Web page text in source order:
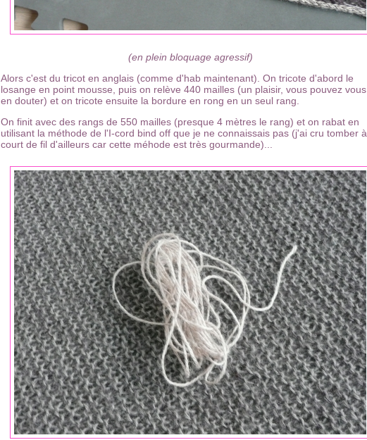
(en plein bloquage agressif)
Alors c'est du tricot en anglais (comme d'hab maintenant). On tricote d'abord le
losange en point mousse, puis on relève 440 mailles (un plaisir, vous pouvez vous
en douter) et on tricote ensuite la bordure en rong en un seul rang.
On finit avec des rangs de 550 mailles (presque 4 mètres le rang) et on rabat en
utilisant la méthode de l'I-cord bind off que je ne connaissais pas (j'ai cru tomber à
court de fil d'ailleurs car cette méhode est très gourmande)...